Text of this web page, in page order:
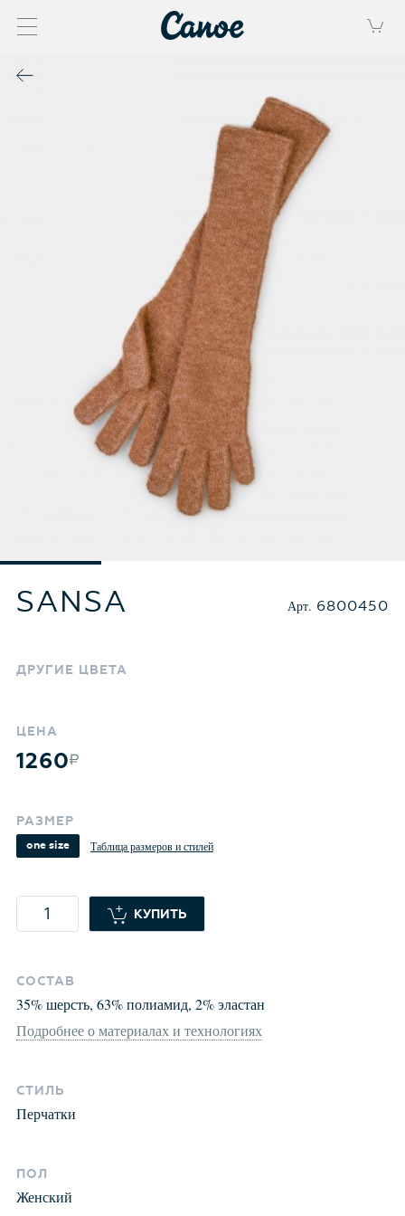
SANSA Арт. 6800450
ДРУГИЕ ЦВЕТА
ЦЕНА
1260
РАЗМЕР
one size Таблица размеров и стилей
КУПИТЬ
СОСТАВ
35%шерсть, 63%полиамид, 2%эластан
Подробнее о материалах и технологиях
СТИЛЬ
Перчатки
ПОЛ
Женский